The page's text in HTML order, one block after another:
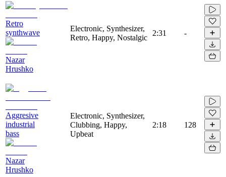
Retro
synthwave
Nazar
Hrushko
Electronic, Synthesizer,
Retro, Happy, Nostalgic
2:31 -
Aggresive
industrial
bass
Nazar
Hrushko
Electronic, Synthesizer,
Clubbing, Happy,
Upbeat
2:18 128